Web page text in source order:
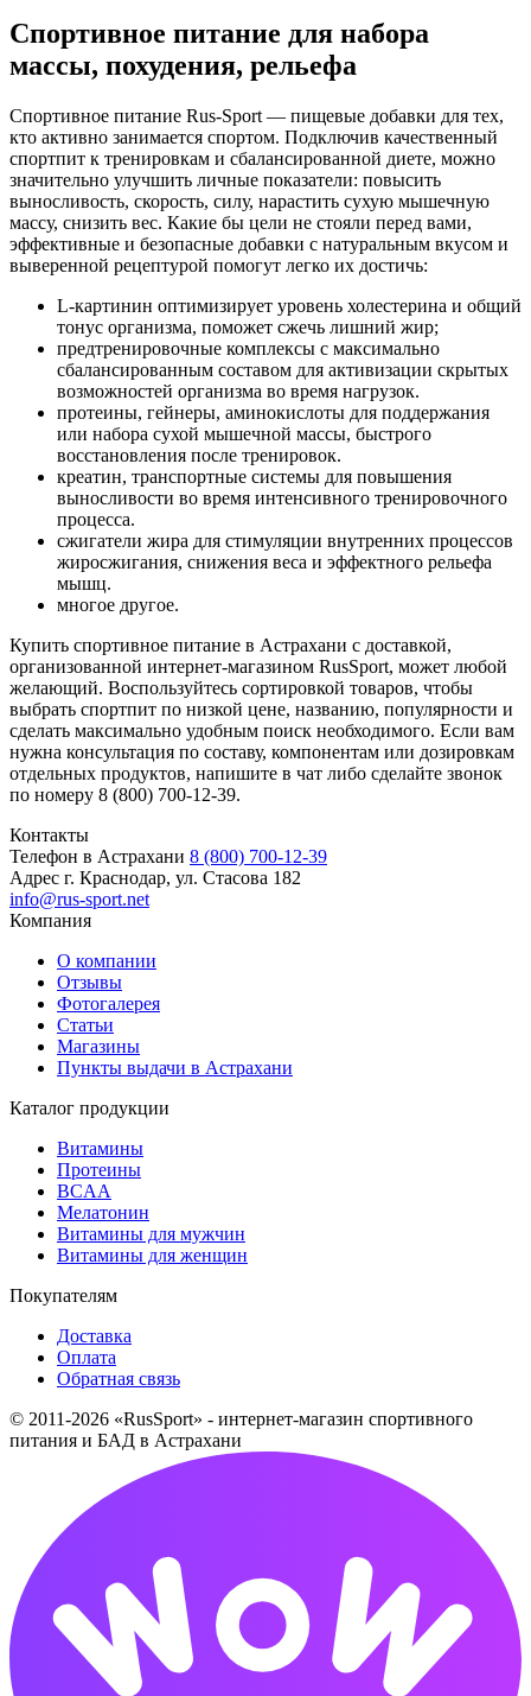
Спортивное питание для набора
массы, похудения, рельефа
Спортивное питание Rus-Sport — пищевые добавки для тех,
кто активно занимается спортом. Подключив качественный
спортпит к тренировкам и сбалансированной диете, можно
значительно улучшить личные показатели: повысить
выносливость, скорость, силу, нарастить сухую мышечную
массу, снизить вес. Какие бы цели не стояли перед вами,
эффективные и безопасные добавки с натуральным вкусом и
выверенной рецептурой помогут легко их достичь:
L-картинин оптимизирует уровень холестерина и общий
тонус организма, поможет сжечь лишний жир;
предтренировочные комплексы с максимально
сбалансированным составом для активизации скрытых
возможностей организма во время нагрузок.
протеины, гейнеры, аминокислоты для поддержания
или набора сухой мышечной массы, быстрого
восстановления после тренировок.
креатин, транспортные системы для повышения
выносливости во время интенсивного тренировочного
процесса.
сжигатели жира для стимуляции внутренних процессов
жиросжигания, снижения веса и эффектного рельефа
мышц.
многое другое.
Купить спортивное питание в Астрахани с доставкой,
организованной интернет-магазином RusSport, может любой
желающий. Воспользуйтесь сортировкой товаров, чтобы
выбрать спортпит по низкой цене, названию, популярности и
сделать максимально удобным поиск необходимого. Если вам
нужна консультация по составу, компонентам или дозировкам
отдельных продуктов, напишите в чат либо сделайте звонок
по номеру 8 (800) 700-12-39.
Контакты
Телефон в Астрахани 8 (800) 700-12-39
Адрес г. Краснодар, ул. Стасова 182
info@rus-sport.net
Компания
О компании
Отзывы
Фотогалерея
Статьи
Магазины
Пункты выдачи в Астрахани
Каталог продукции
Витамины
Протеины
BCAA
Мелатонин
Витамины для мужчин
Витамины для женщин
Покупателям
Доставка
Оплата
Обратная связь
© 2011-2026 «RusSport» - интернет-магазин спортивного
питания и БАД в Астрахани